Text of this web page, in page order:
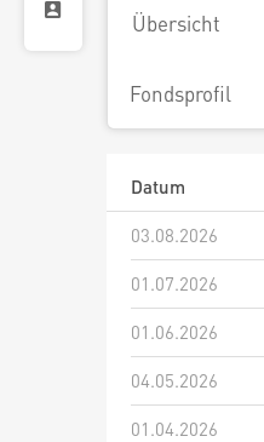
Übersicht
Fondsprofil
Datum
03.08.2026
01.07.2026
01.06.2026
04.05.2026
01.04.2026